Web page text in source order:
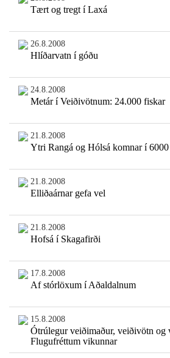
Tært og tregt í Laxá
26.8.2008
Hlíðarvatn í góðu
24.8.2008
Metár í Veiðivötnum: 24.000 fiskar
21.8.2008
Ytri Rangá og Hólsá komnar í 6000
21.8.2008
Elliðaárnar gefa vel
21.8.2008
Hofsá í Skagafirði
17.8.2008
Af stórlöxum í Aðaldalnum
15.8.2008
Ótrúlegur veiðimaður, veiðivötn og
Flugufréttum vikunnar